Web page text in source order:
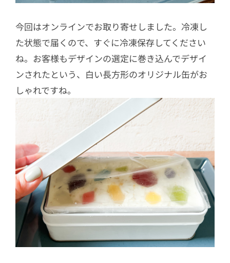
今回はオンラインでお取り寄せしました。冷凍し
た状態で届くので、すぐに冷凍保存してください
ね。お客様もデザインの選定に巻き込んでデザイ
ンされたという、白い長方形のオリジナル缶がお
しゃれですね。